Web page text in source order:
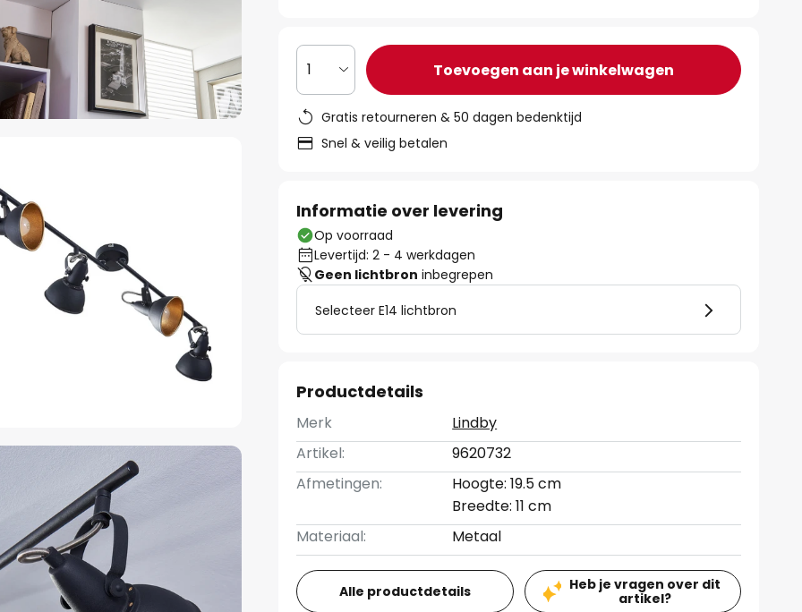
1 Toevoegen aan je winkelwagen
Gratis retourneren & 50 dagen bedenktijd
Snel & veilig betalen
Informatie over levering
Op voorraad
Levertijd: 2 - 4 werkdagen
Geen lichtbron inbegrepen
Selecteer E14 lichtbron
Productdetails
Merk
Lindby
Artikel:
9620732
Afmetingen:
Hoogte: 19.5 cm
Breedte: 11 cm
Materiaal:
Metaal
Alle productdetails
Heb je vragen over dit
artikel?